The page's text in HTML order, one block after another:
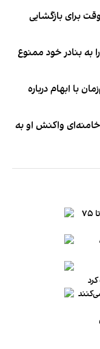
برای بازگشایی
به بنادر خود ممنوع
با ابهام درباره
واکنش او به
تخمین پژوهشگران: در عصر طلایی تنوع زبانی، تا ۷۵